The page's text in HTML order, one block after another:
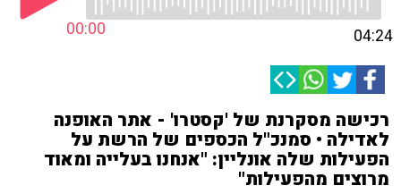
00:00 04:24
רכישה מסקרנת של 'קסטרו' - אתר האופנה
לאדילה • סמנכ"ל הכספים של הרשת על
הפעילות שלה אונליין: "אנחנו בעלייה ומאוד
מרוצים מהפעילות"